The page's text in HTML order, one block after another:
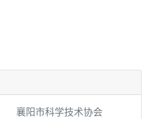
襄阳市科学技术协会